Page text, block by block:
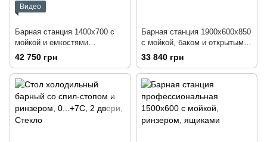
Видео
Барная станция 1400х700 c
мойкой и емкостями
инвентаря
42 750 грн
Барная станция 1900х600х850
с мойкой, баком и открытыми
полками
33 840 грн